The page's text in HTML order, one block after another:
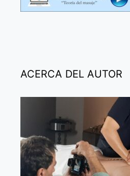
ACERCA DEL AUTOR